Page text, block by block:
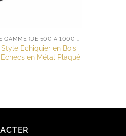
ENSEMBLE HAUT DE GAMME (DE 500 À 1000 EUROS)
Echiquier en Bois
en Métal Plaqué